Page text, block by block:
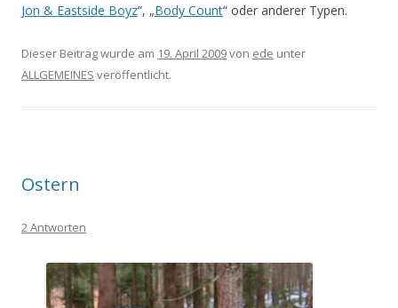
Jon & Eastside Boyz“, „Body Count“ oder anderer Typen.
Dieser Beitrag wurde am 19. April 2009von ede unter
ALLGEMEINES veröffentlicht.
Ostern
2 Antworten